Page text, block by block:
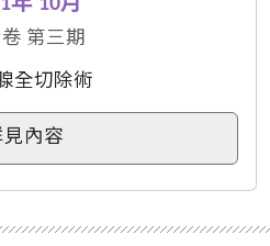
年 10月
第三期
全切除術
見內容